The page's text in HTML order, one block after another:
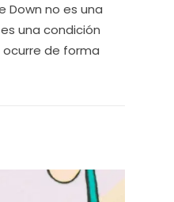
Down no es una
una condición
de forma